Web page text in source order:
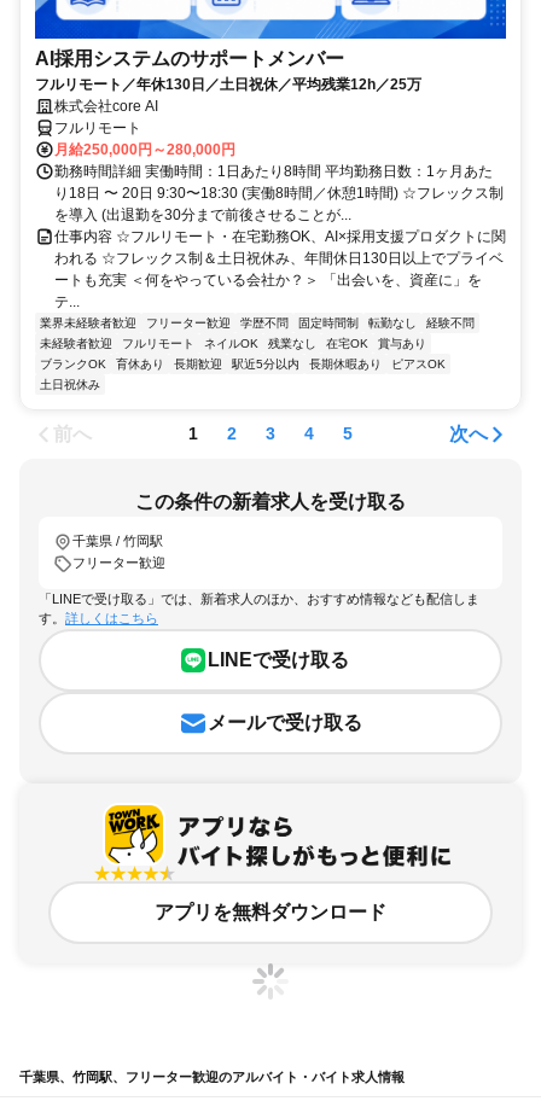
AI採用システムのサポートメンバー
フルリモート／年休130日／土日祝休／平均残業12h／25万
株式会社core AI
フルリモート
月給250,000円～280,000円
勤務時間詳細 実働時間：1日あたり8時間 平均勤務日数：1ヶ月あた
り18日 〜 20日 9:30〜18:30 (実働8時間／休憩1時間) ☆フレックス制
を導入 (出退勤を30分まで前後させることが...
仕事内容 ☆フルリモート・在宅勤務OK、AI×採用支援プロダクトに関
われる ☆フレックス制＆土日祝休み、年間休日130日以上でプライベ
ートも充実 ＜何をやっている会社か？＞ 「出会いを、資産に」を
テ...
業界未経験者歓迎 フリーター歓迎 学歴不問 固定時間制 転勤なし
経験不問
未経験者歓迎
フルリモート ネイルOK 残業なし 在宅OK
賞与あり
ブランクOK
育休あり 長期歓迎 駅近5分以内 長期休暇あり
ピアスOK
土日祝休み
前へ 1 2 3 4 5 次へ
この条件の新着求人を受け取る
千葉県 / 竹岡駅
フリーター歓迎
「LINEで受け取る」では、新着求人のほか、おすすめ情報なども配信しま
す。 詳しくはこちら
LINEで受け取る
メールで受け取る
アプリを無料ダウンロード
千葉県、竹岡駅、フリーター歓迎のアルバイト・バイト求人情報